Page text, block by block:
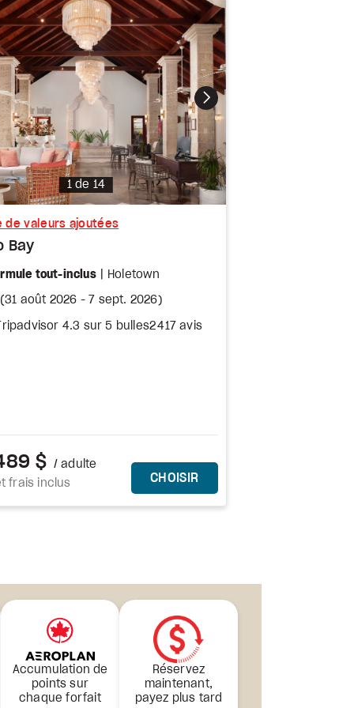
Photo
1 de 14
de valeurs ajoutées
Bay
tout-inclus Holetown
31 août 2026 - 7 sept. 2026 )
2 417 avis
$ / adulte
frais inclus
CHOISIRCE FORFAIT
Accumulation de
points sur
chaque forfait
Réservez
maintenant,
payez plus tard